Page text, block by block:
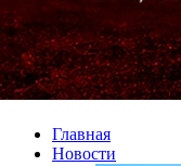
Главная
Новости